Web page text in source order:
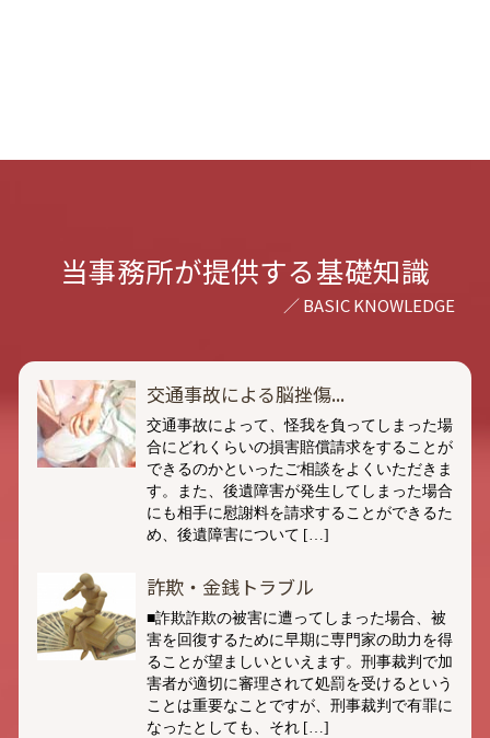
当事務所が提供する基礎知識
交通事故による脳挫傷...
交通事故によって、怪我を負ってしまった場
合にどれくらいの損害賠償請求をすることが
できるのかといったご相談をよくいただきま
す。また、後遺障害が発生してしまった場合
にも相手に慰謝料を請求することができるた
め、後遺障害について […]
詐欺・金銭トラブル
■詐欺詐欺の被害に遭ってしまった場合、被
害を回復するために早期に専門家の助力を得
ることが望ましいといえます。刑事裁判で加
害者が適切に審理されて処罰を受けるという
ことは重要なことですが、刑事裁判で有罪に
なったとしても、それ […]